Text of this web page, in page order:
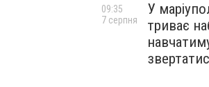
У
триває
09:35
7 серпня